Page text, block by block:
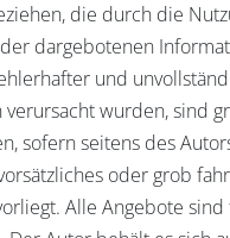
die durch die
dargebotenen
und
wurden, sind
sofern seitens des
oder grob
Alle Angebote